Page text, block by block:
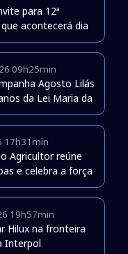
para 12ª
acontecerá dia
09h25min
Agosto Lilás
da Lei Maria da
17h31min
Agricultor reúne
e celebra a força
19h57min
Hilux na fronteira
Interpol